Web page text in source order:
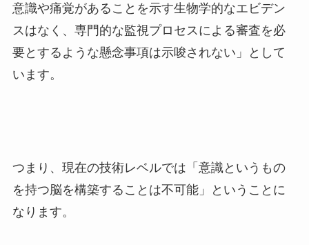
意識や痛覚があることを示す生物学的なエビデン
スはなく、専門的な監視プロセスによる審査を必
要とするような懸念事項は示唆されない」として
います。
つまり、現在の技術レベルでは「意識というもの
を持つ脳を構築することは不可能」ということに
なります。